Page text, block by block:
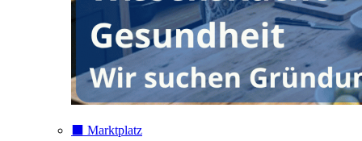
⬛️ Marktplatz